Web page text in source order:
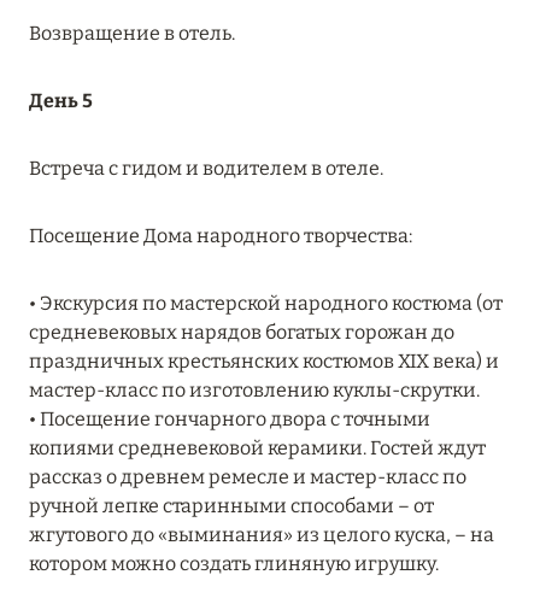
29 января 2024
Подробнее
ONE&ONLY ROYAL MIRAGE, ДУБАЙ
Подробнее
10 января 2024
ATLANTIS THE PALM, DUBAI: СКИДКИ ДО 35%
НА НОМЕРА ВСЕХ КАТЕГОРИЙ
Подробнее
Возвращение в отель.
День 5
Встреча с гидом и водителем в отеле.
Посещение Дома народного творчества:
• Экскурсия по мастерской народного костюма (от
средневековых нарядов богатых горожан до
праздничных крестьянских костюмов XIX века) и
мастер-класс по изготовлению куклы-скрутки.
• Посещение гончарного двора с точными
копиями средневековой керамики. Гостей ждут
рассказ о древнем ремесле и мастер-класс по
ручной лепке старинными способами – от
жгутового до «выминания» из целого куска, – на
котором можно создать глиняную игрушку.